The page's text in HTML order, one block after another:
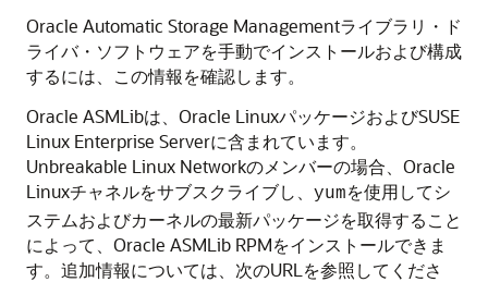
Oracle Automatic Storage Managementライブラリ・ド
ライバ・ソフトウェアを手動でインストールおよび構成
するには、この情報を確認します。
Oracle ASMLibは、Oracle LinuxパッケージおよびSUSE
Linux Enterprise Serverに含まれています。
Unbreakable Linux Networkのメンバーの場合、Oracle
Linuxチャネルをサブスクライブし、 yumを使用してシ
ステムおよびカーネルの最新パッケージを取得すること
によって、Oracle ASMLib RPMをインストールできま
す。追加情報については、次のURLを参照してくださ